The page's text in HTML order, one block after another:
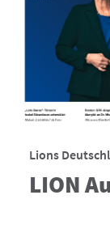
Lions
LION